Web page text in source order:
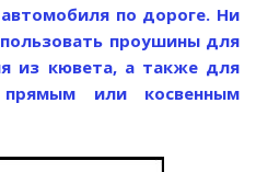
по дороге. Ни
проушины для
из кювета, а также для
или косвенным